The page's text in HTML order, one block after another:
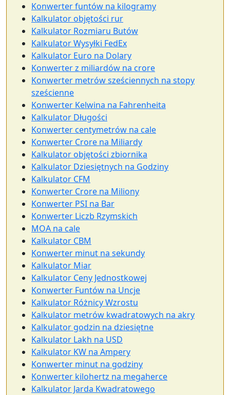
Konwerter funtów na kilogramy
Kalkulator objętości rur
Kalkulator Rozmiaru Butów
Kalkulator Wysyłki FedEx
Kalkulator Euro na Dolary
Konwerter z miliardów na crore
Konwerter metrów sześciennych na stopy
sześcienne
Konwerter Kelwina na Fahrenheita
Kalkulator Długości
Konwerter centymetrów na cale
Konwerter Crore na Miliardy
Kalkulator objętości zbiornika
Kalkulator Dziesiętnych na Godziny
Kalkulator CFM
Konwerter Crore na Miliony
Konwerter PSI na Bar
Konwerter Liczb Rzymskich
MOA na cale
Kalkulator CBM
Konwerter minut na sekundy
Kalkulator Miar
Kalkulator Ceny Jednostkowej
Konwerter Funtów na Uncje
Kalkulator Różnicy Wzrostu
Kalkulator metrów kwadratowych na akry
Kalkulator godzin na dziesiętne
Kalkulator Lakh na USD
Kalkulator KW na Ampery
Konwerter minut na godziny
Konwerter kilohertz na megaherce
Kalkulator Jarda Kwadratowego